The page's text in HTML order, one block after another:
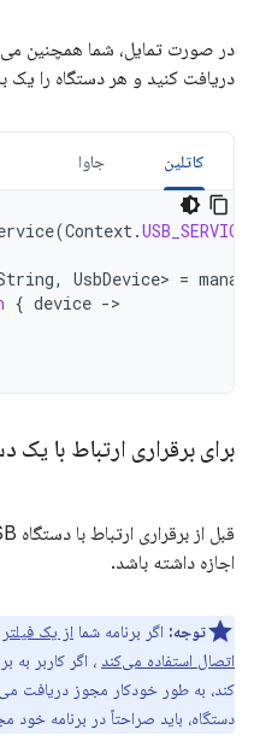
در صورت تمایل، شما همچنین می
دریافت کنید و هر دستگاه را یک
کاتلین جاوا
(Context.USB_SERVICE
, UsbDevice> =
{ device -
برای برقراری ارتباط با
اجازه داشته باشد.
توجه: اگر برنامه شما
اتصال استفاده می‌کند ، اگر کاربر به
کند، به طور خودکار مجوز دریافت
دستگاه، باید صراحتاً در برنامه